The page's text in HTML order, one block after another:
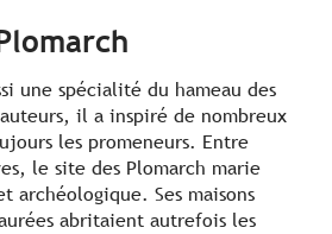
une spécialité du hameau des
il a inspiré de nombreux
les promeneurs. Entre
le site des Plomarch marie
archéologique. Ses maisons
abritaient autrefois les